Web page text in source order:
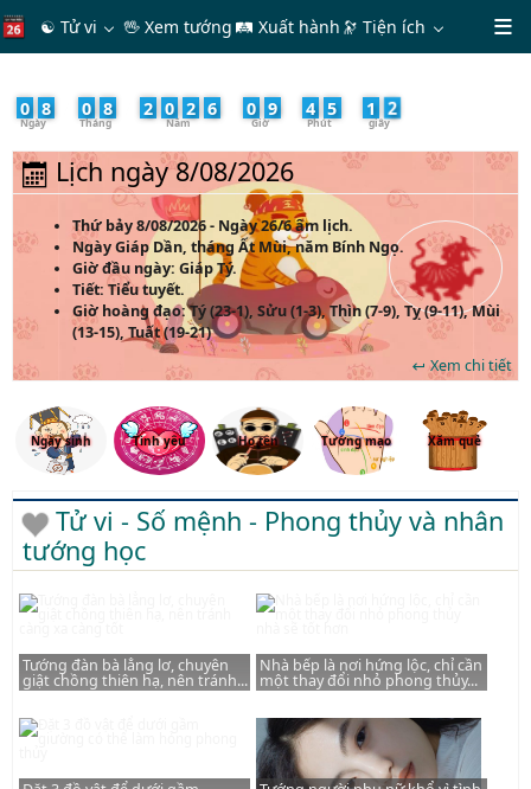
☯ Tử vi 🖖 Xem tướng 🛤 Xuất hành 🔭Tiện ích
0 8 0 8 2 0 2 6 0 9 4 5 1 4
Lịch ngày 8/08/2026
Thứ bảy 8/08/2026 - Ngày 26/6 âm lịch.
NgàyGiáp Dần, tháng Ất Mùi, năm Bính Ngọ.
Giờ đầu ngày: Giáp Tý.
Tiết: Tiểu tuyết.
Giờ hoàng đạo: Tý (23-1), Sửu (1-3), Thìn (7-9), Tỵ (9-11), Mùi
(13-15), Tuất (19-21)
Xem chi tiết
Ngày sinh Tình yêu Họ tên Tướng mạo Xăm quẻ
Tử vi - Số mệnh - Phong thủy và nhân
tướng học
Tướng đàn bà lẳng lơ, chuyên
giật chồng thiên hạ, nên tránh...
Nhà bếp là nơi hứng lộc, chỉ cần
một thay đổi nhỏ phong thủy...